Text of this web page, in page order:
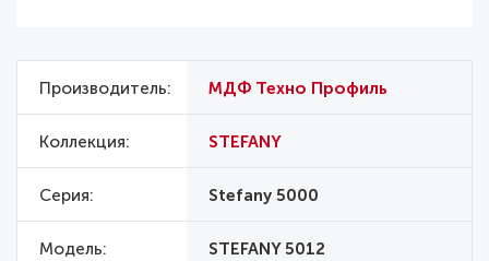
Производитель МДФ Техно Профиль
Коллекция STEFANY
Серия Stefany 5000
Модель STEFANY 5012